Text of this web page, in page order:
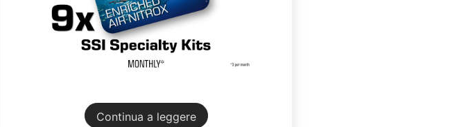
Continua a leggere